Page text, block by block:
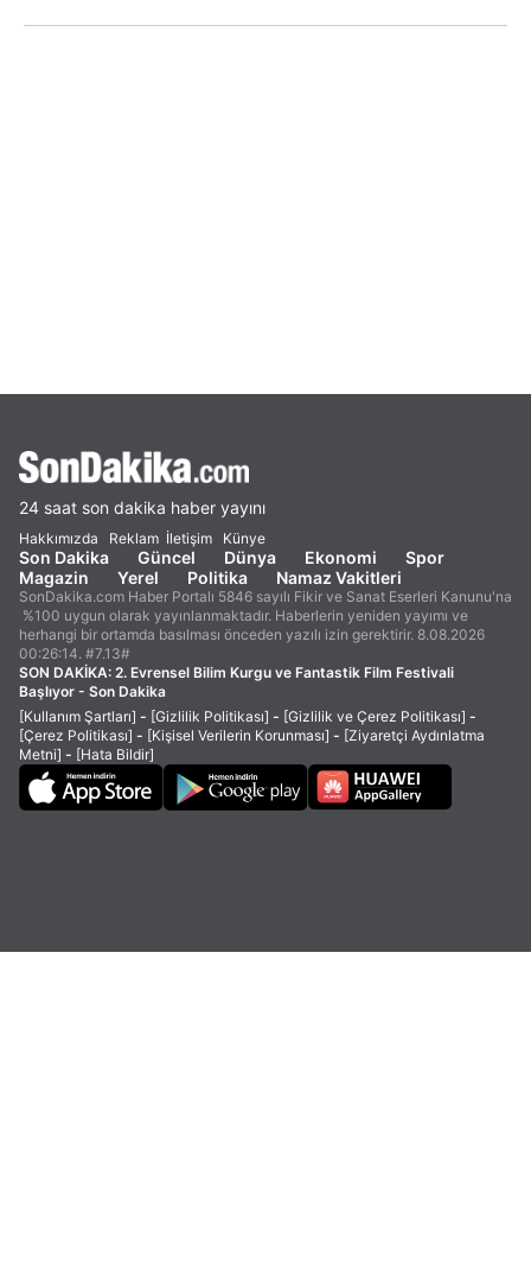
24 saat son dakika haber yayını
Hakkımızda Reklam İletişim Künye
Son Dakika Güncel Dünya Ekonomi
Spor
Magazin
Yerel Politika Namaz Vakitleri
SonDakika.com Haber Portalı 5846 sayılı Fikir ve Sanat Eserleri Kanunu'na
%100 uygun olarak yayınlanmaktadır. Haberlerin yeniden yayımı ve
herhangi bir ortamda basılması önceden yazılı izin gerektirir. 8.08.2026
00:26:14. #7.13#
SON DAKİKA: 2. Evrensel Bilim Kurgu ve Fantastik Film Festivali
Başlıyor - Son Dakika
[Kullanım Şartları] - [Gizlilik Politikası] - [Gizlilik ve Çerez Politikası] -
[Çerez Politikası] - [Kişisel Verilerin Korunması] - [Ziyaretçi Aydınlatma
Metni] - [Hata Bildir]